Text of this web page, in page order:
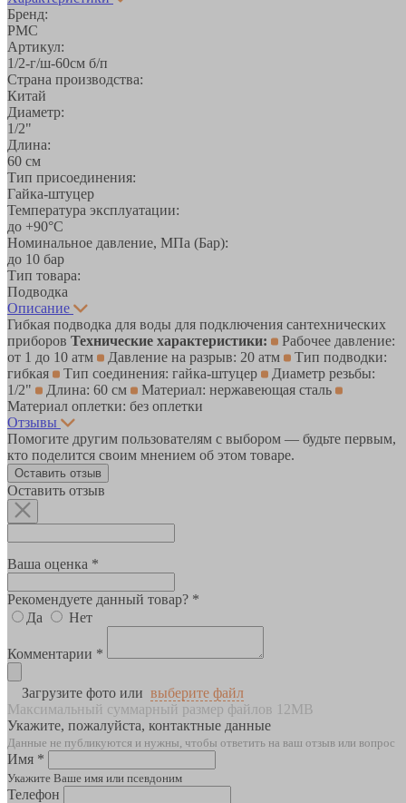
Бренд:
РМС
Артикул:
1/2-г/ш-60см б/п
Страна производства:
Китай
Диаметр:
1/2"
Длина:
60 см
Тип присоединения:
Гайка-штуцер
Температура эксплуатации:
до +90°С
Номинальное давление, МПа (Бар):
до 10 бар
Тип товара:
Подводка
Описание
Гибкая подводка для воды для подключения сантехнических
приборов Технические характеристики:
Рабочее давление:
от 1 до 10 атм
Давление на разрыв: 20 атм
Тип подводки:
гибкая
Тип соединения: гайка-штуцер
Диаметр резьбы:
1/2"
Длина: 60 см
Материал: нержавеющая сталь
Материал оплетки: без оплетки
Отзывы
Помогите другим пользователям с выбором — будьте первым,
кто поделится своим мнением об этом товаре.
Оставить отзыв
Оставить отзыв
Ваша оценка *
Рекомендуете данный товар? *
Да
Нет
Комментарии *
Загрузите фото или выберите файл
Максимальный суммарный размер файлов 12MB
Укажите, пожалуйста, контактные данные
Данные не публикуются и нужны, чтобы ответить на ваш отзыв или вопрос
Имя *
Укажите Ваше имя или псевдоним
Телефон